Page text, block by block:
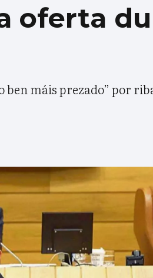
oferta
ben máis prezado” por